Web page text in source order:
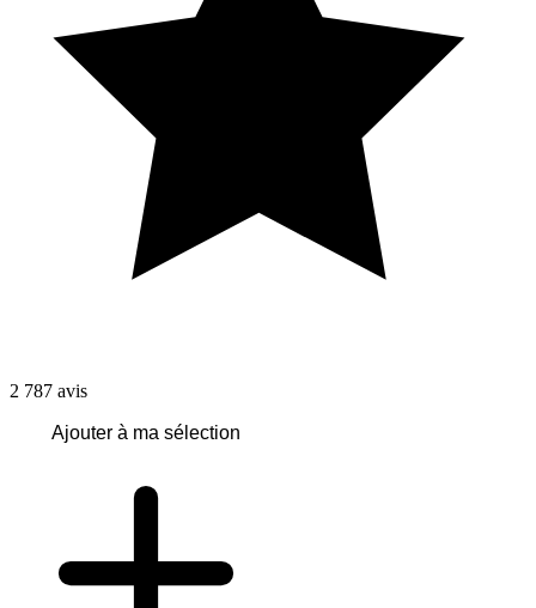
2 787 avis
Ajouter à ma sélection